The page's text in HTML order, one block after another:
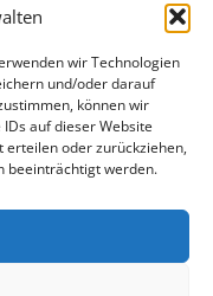
wir Technologien
und/oder darauf
können wir
auf dieser Website
erteilen oder zurückziehen,
beeinträchtigt werden.